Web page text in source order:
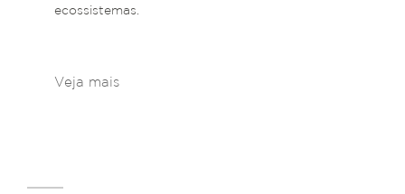
ecossistemas.
Veja mais